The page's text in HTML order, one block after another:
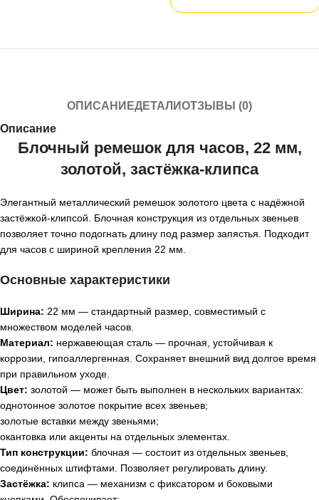
ОПИСАНИЕДЕТАЛИОТЗЫВЫ (0)
Описание
Блочный ремешок для часов, 22 мм,
золотой, застёжка‑клипса
Элегантный металлический ремешок золотого цвета с надёжной
застёжкой‑клипсой. Блочная конструкция из отдельных звеньев
позволяет точно подогнать длину под размер запястья. Подходит
для часов с шириной крепления 22 мм.
Основные характеристики
Ширина: 22 мм — стандартный размер, совместимый с
множеством моделей часов.
Материал: нержавеющая сталь — прочная, устойчивая к
коррозии, гипоаллергенная. Сохраняет внешний вид долгое время
при правильном уходе.
Цвет: золотой — может быть выполнен в нескольких вариантах:
однотонное золотое покрытие всех звеньев;
золотые вставки между звеньями;
окантовка или акценты на отдельных элементах.
Тип конструкции: блочная — состоит из отдельных звеньев,
соединённых штифтами. Позволяет регулировать длину.
Застёжка: клипса — механизм с фиксатором и боковыми